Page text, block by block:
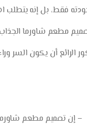
فقط، بل إنه يتطلب
مطعم شاورما الجذاب
الرائع أن يكون السر
– إن تصميم مطعم